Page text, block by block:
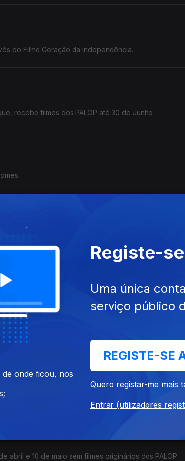
do Filme Geração da Independência.
recebe filmes dos PALOP até 30 de Junho
Gomes.
no Cinema: Da Memória à Identidade”, reunindo
Moçambique e Portugal.
a Mostra de Cinema que tem lugar em Maputo,
e a conversa com Aline Frazão responsável
e 10 de maio sem filmes originários dos PALOP.
onde ficou, nos
Registe-
Uma única
serviço público
REGISTE-SE
Quero registar-me mais
Entrar (utilizadores